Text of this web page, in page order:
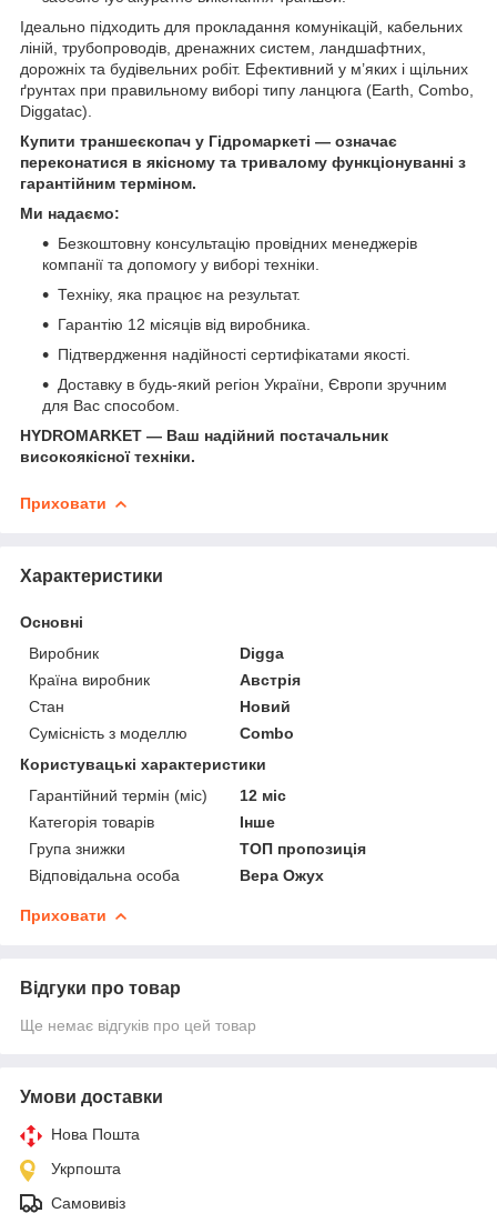
Ідеально підходить для прокладання комунікацій, кабельних
ліній, трубопроводів, дренажних систем, ландшафтних,
дорожніх та будівельних робіт. Ефективний у м’яких і щільних
ґрунтах при правильному виборі типу ланцюга (Earth, Combo,
Diggatac).
Купити траншеєкопач у Гідромаркеті — означає
переконатися в якісному та тривалому функціонуванні з
гарантійним терміном.
Ми надаємо:
Безкоштовну консультацію провідних менеджерів
компанії та допомогу у виборі техніки.
Техніку, яка працює на результат.
Гарантію 12 місяців від виробника.
Підтвердження надійності сертифікатами якості.
Доставку в будь-який регіон України, Європи зручним
для Вас способом.
HYDROMARKET — Ваш надійний постачальник
високоякісної техніки.
Приховати
Характеристики
Основні
Виробник
Digga
Країна виробник
Австрія
Стан
Новий
Сумісність з моделлю
Combo
Користувацькі характеристики
Гарантійний термін (міс)
12 міс
Категорія товарів
Інше
Група знижки
ТОП пропозиція
Відповідальна особа
Вера Ожух
Приховати
Відгуки про товар
Ще немає відгуків про цей товар
Умови доставки
Нова Пошта
Укрпошта
Самовивіз